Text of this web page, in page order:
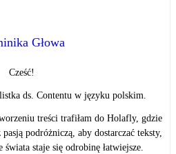
Głowa
Cześć!
ds. Contentu w języku polskim.
treści trafiłam do Holafly, gdzie
podróżniczą, aby dostarczać teksty,
staje się odrobinę łatwiejsze.